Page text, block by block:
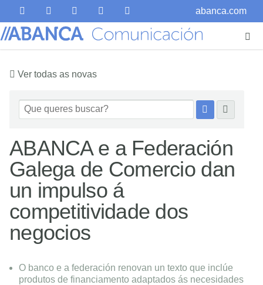
abanca.com
Ver todas as novas
ABANCA e a Federación
Galega de Comercio dan
un impulso á
competitividade dos
negocios
O banco e a federación renovan un texto que inclúe
produtos de financiamento adaptados ás necesidades